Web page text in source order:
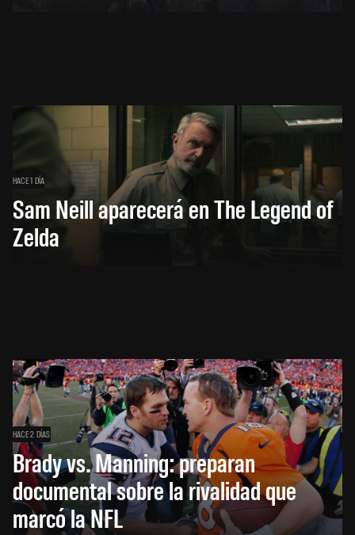
HACE 1 DÍA
Sam Neill aparecerá en The Legend of
Zelda
HACE 2 DÍAS
Brady vs. Manning: preparan
documental sobre la rivalidad que
marcó la NFL